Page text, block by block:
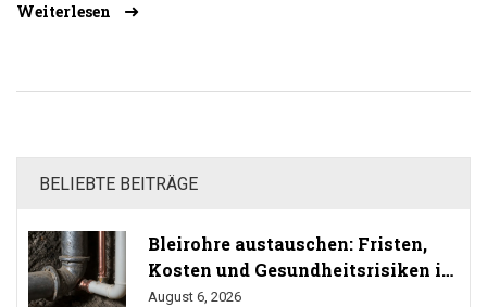
ist die Blockzarge besonders flexibel in Design und
Weiterlesen
BELIEBTE BEITRÄGE
Bleirohre austauschen: Fristen,
Kosten und Gesundheitsrisiken im
Trinkwasser
August 6, 2026